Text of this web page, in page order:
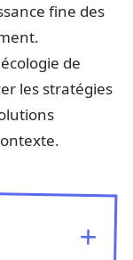
fine des
de
les stratégies